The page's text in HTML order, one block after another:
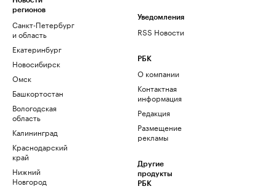
регионов
Санкт-Петербург
и область
Екатеринбург
Новосибирск
Омск
Башкортостан
Вологодская
область
Калининград
Краснодарский
край
Нижний
Новгород
Уведомления
RSS Новости
РБК
О компании
Контактная
информация
Редакция
Размещение
рекламы
Другие
продукты
РБК